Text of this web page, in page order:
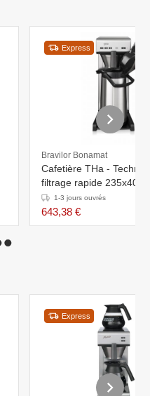
Express
Bravilor Bonamat
Cafetière THa -
filtrage rapide
1-3 jours ouvrés
643,38 €
Express